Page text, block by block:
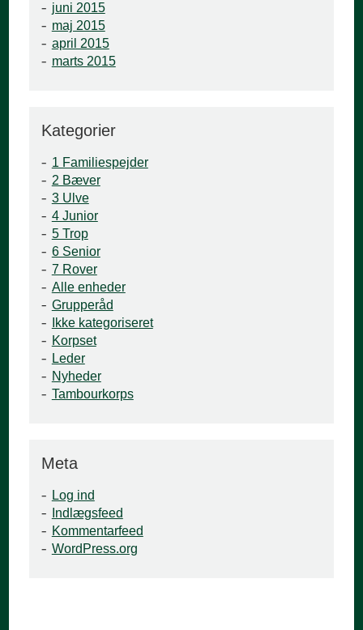
juni 2015
maj 2015
april 2015
marts 2015
Kategorier
1 Familiespejder
2 Bæver
3 Ulve
4 Junior
5 Trop
6 Senior
7 Rover
Alle enheder
Grupperåd
Ikke kategoriseret
Korpset
Leder
Nyheder
Tambourkorps
Meta
Log ind
Indlægsfeed
Kommentarfeed
WordPress.org